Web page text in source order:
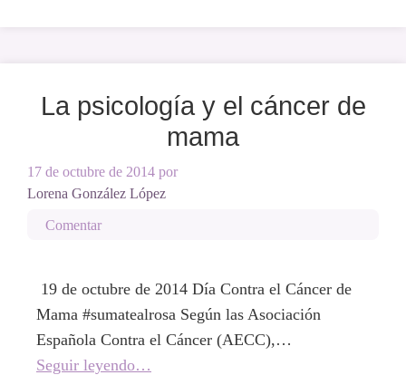
La psicología y el cáncer de
mama
17 de octubre de 2014 por
Lorena González López
Comentar
19 de octubre de 2014 Día Contra el Cáncer de
Mama #sumatealrosa Según las Asociación
Española Contra el Cáncer (AECC),…
Seguir leyendo…